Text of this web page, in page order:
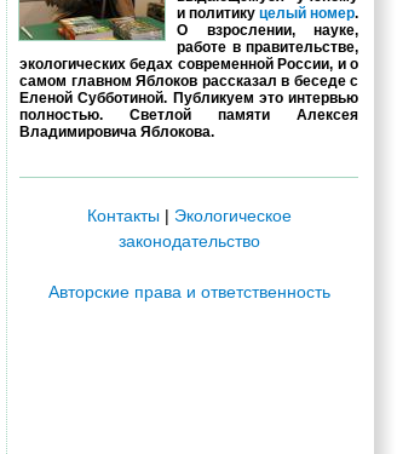
и политику целый номер.
О взрослении, науке,
работе в правительстве,
экологических бедах современной России, и о
самом главном Яблоков рассказал в беседе с
Еленой Субботиной. Публикуем это интервью
полностью. Светлой памяти Алексея
Владимировича Яблокова.
Контакты| Экологическое
законодательство
Авторские права и ответственность